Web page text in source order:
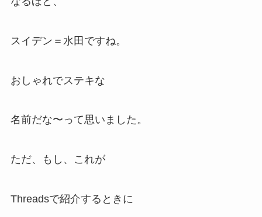
スイデン＝水田ですね。
おしゃれでステキな
名前だな〜って思いました。
ただ、もし、これが
Threadsで紹介するときに